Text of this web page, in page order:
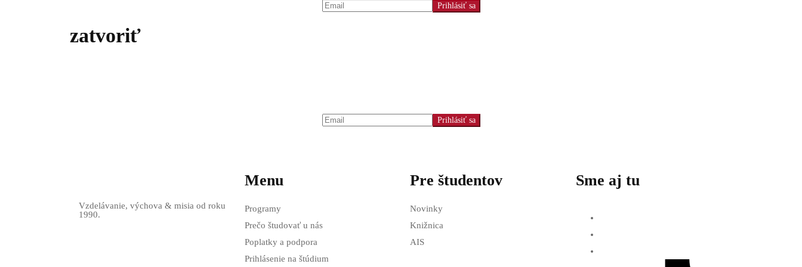
zatvoriť
Vzdelávanie, výchova & misia od roku
1990.
Menu
Programy
Prečo študovať u nás
Poplatky a podpora
Prihlásenie na štúdium
Pre študentov
Novinky
Knižnica
AIS
Sme aj tu